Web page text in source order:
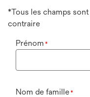
*Tous les champs sont
contraire
Prénom *
Nom de famille*